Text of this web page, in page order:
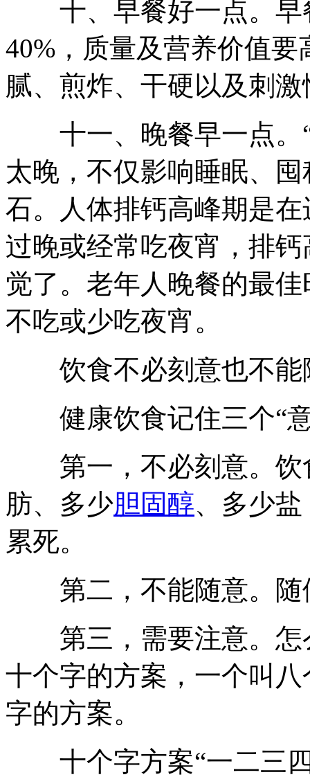
十、早餐好一点。早
40%，质量及营养价值
腻、煎炸、干硬以及刺
十一、晚餐早一点。“
太晚，不仅影响睡眠、
石。人体排钙高峰期是
过晚或经常吃夜宵，排
觉了。老年人晚餐的最
不吃或少吃夜宵。
饮食不必刻意也不能
健康饮食记住三个“意
第一，不必刻意。饮
肪、多少胆固醇、多少
累死。
第二，不能随意。随
第三，需要注意。怎
十个字的方案，一个叫
字的方案。
十个字方案“一二三四